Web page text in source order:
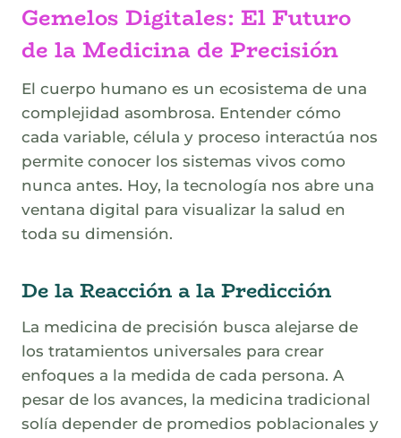
Gemelos Digitales: El Futuro
de la Medicina de Precisión
El cuerpo humano es un ecosistema de una
complejidad asombrosa. Entender cómo
cada variable, célula y proceso interactúa nos
permite conocer los sistemas vivos como
nunca antes. Hoy, la tecnología nos abre una
ventana digital para visualizar la salud en
toda su dimensión.
De la Reacción a la Predicción
La medicina de precisión busca alejarse de
los tratamientos universales para crear
enfoques a la medida de cada persona. A
pesar de los avances, la medicina tradicional
solía depender de promedios poblacionales y